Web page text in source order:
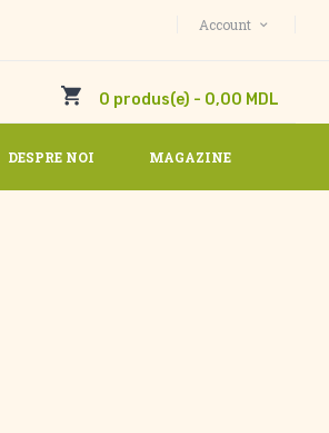
Account
0 produs(e) - 0,00 MDL
DESPRE NOI MAGAZINE